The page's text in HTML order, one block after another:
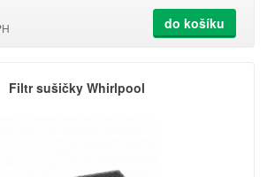
do košíku
Filtr sušičky Whirlpool